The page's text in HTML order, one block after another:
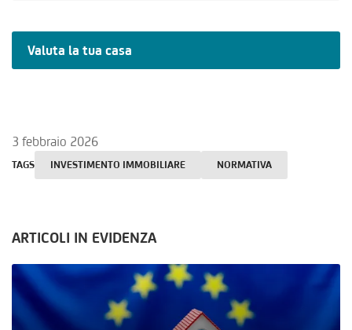
Valuta la tua casa
TAGS INVESTIMENTO IMMOBILIARE NORMATIVA
3 febbraio 2026
ARTICOLI IN EVIDENZA